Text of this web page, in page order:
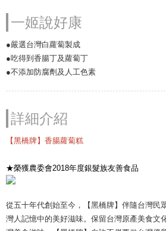
一姬說好康
●嚴選台灣白蘿蔔製成
●吃得到香腸丁及蘿蔔丁
●不添加防腐劑及人工色素
詳細介紹
【黑橋牌】香腸蘿蔔糕
★榮獲農委會2018年度銀髮族友善食品
從五十年代創始至今，【黑橋牌】伴隨台灣民
灣人記憶中的美好滋味。保留台灣原產美食文